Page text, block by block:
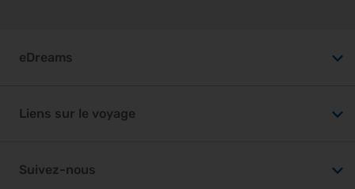
eDreams
Inscrivez votre établissement
Liens sur le voyage
Suivez-nous